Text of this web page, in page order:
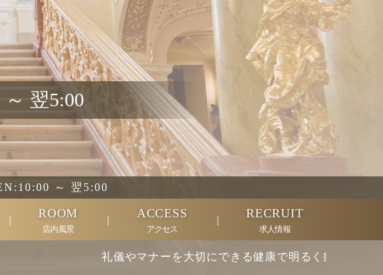
～ 翌5:00
10:00 ～ 翌5:00
店内風景
ROOM
アクセス
ACCESS
求人情報
RECRUIT
礼儀やマナーを大切にできる健康で明るく癒しを提供できる